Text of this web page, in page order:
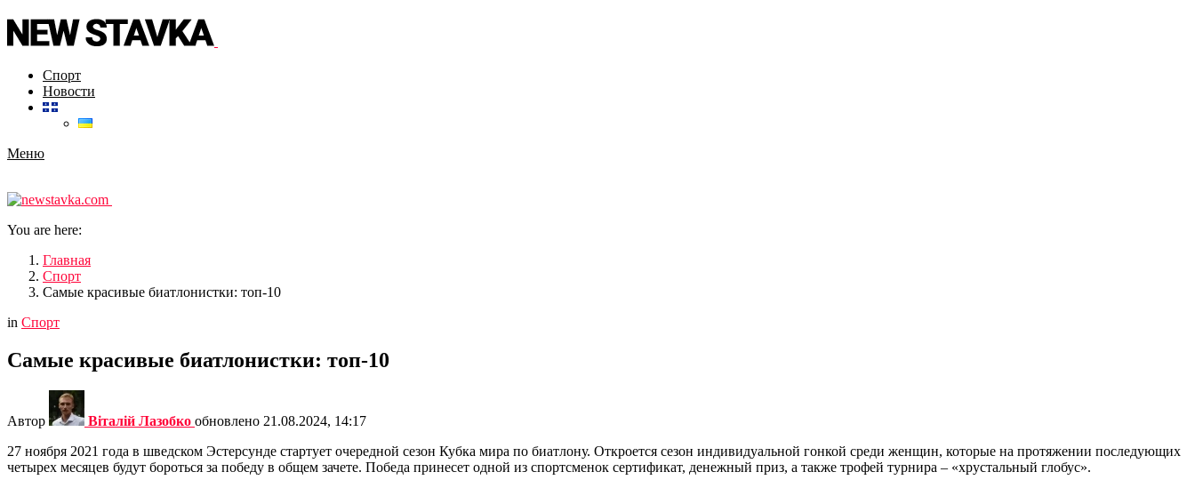
Спорт
Новости
Меню
You are here:
Главная
Спорт
Самые красивые биатлонистки: топ-10
in Спорт
Самые красивые биатлонистки: топ-10
Автор Віталій Лазобко обновлено 21.08.2024, 14:17
27 ноября 2021 года в шведском Эстерсунде стартует очередной сезон Кубка мира по биатлону. Откроется сезон индивидуальной гонкой среди женщин, которые на протяжении последующих
четырех месяцев будут бороться за победу в общем зачете. Победа принесет одной из спортсменок сертификат, денежный приз, а также трофей турнира – «хрустальный глобус».